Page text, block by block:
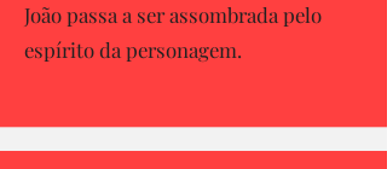
João passa a ser assombrada pelo
espírito da personagem.